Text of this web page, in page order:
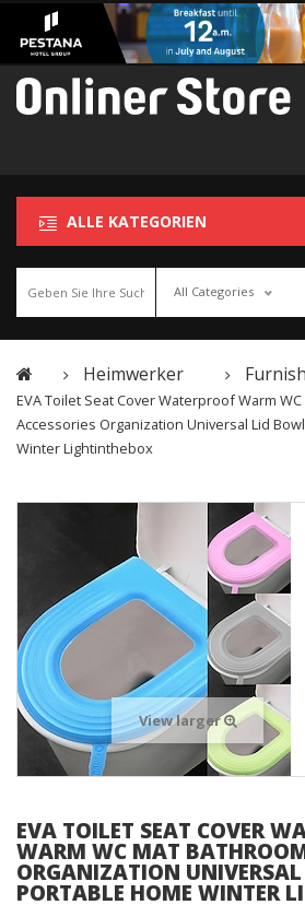
ALLE KATEGORIEN
All Categories
Heimwerker
EVA Toilet Seat Cover Waterproof Warm
Accessories Organization Universal Lid
Winter Lightinthebox
View larger
EVA TOILET SEAT COVER
WARM WC MAT BATHROOM
ORGANIZATION
PORTABLE HOME WINTER